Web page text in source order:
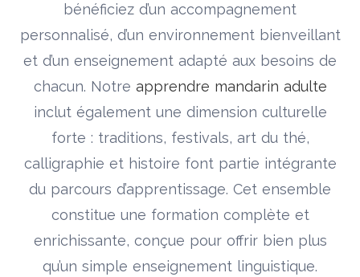
bénéficiez d’un accompagnement
personnalisé, d’un environnement bienveillant
et d’un enseignement adapté aux besoins de
chacun. Notre apprendre mandarin adulte
inclut également une dimension culturelle
forte : traditions, festivals, art du thé,
calligraphie et histoire font partie intégrante
du parcours d’apprentissage. Cet ensemble
constitue une formation complète et
enrichissante, conçue pour offrir bien plus
qu’un simple enseignement linguistique.